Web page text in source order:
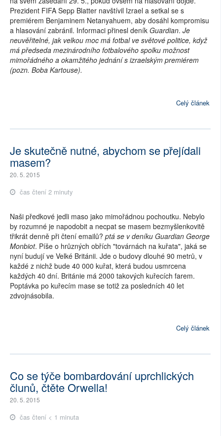
Prezident FIFA Sepp Blatter navštívil Izrael a setkal se s
premiérem Benjaminem Netanyahuem, aby dosáhl kompromisu
a hlasování zabránil. Informaci přinesl deník Guardian. Je
neuvěřitelné, jak velkou moc má fotbal ve světové politice, když
má předseda mezinárodního fotbalového spolku možnost
mimořádného a okamžitého jednání s izraelským premiérem
(pozn. Boba Kartouse).
Celý článek
Je skutečně nutné, abychom se přejídali
masem?
20. 5. 2015
čas čtení 2 minuty
Naši předkové jedli maso jako mimořádnou pochoutku. Nebylo
by rozumné je napodobit a necpat se masem bezmyšlenkovitě
třikrát denně při čtení emailů? ptá se v deníku Guardian George
Monbiot. Píše o hrůzných obřích "továrnách na kuřata", jaká se
nyní budují ve Velké Británii. Jde o budovy dlouhé 90 metrů, v
každé z nichž bude 40 000 kuřat, která budou usmrcena
každých 40 dní. Británie má 2000 takových kuřecích farem.
Poptávka po kuřecím mase se totiž za posledních 40 let
zdvojnásobila.
Celý článek
Co se týče bombardování uprchlických
člunů, čtěte Orwella!
20. 5. 2015
čas čtení < 1 minuta